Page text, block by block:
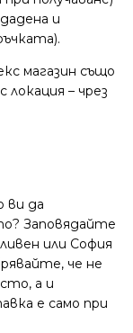
и
магазин също
– чрез
ви да
Заповядайте
или София
че не
а и
е само при